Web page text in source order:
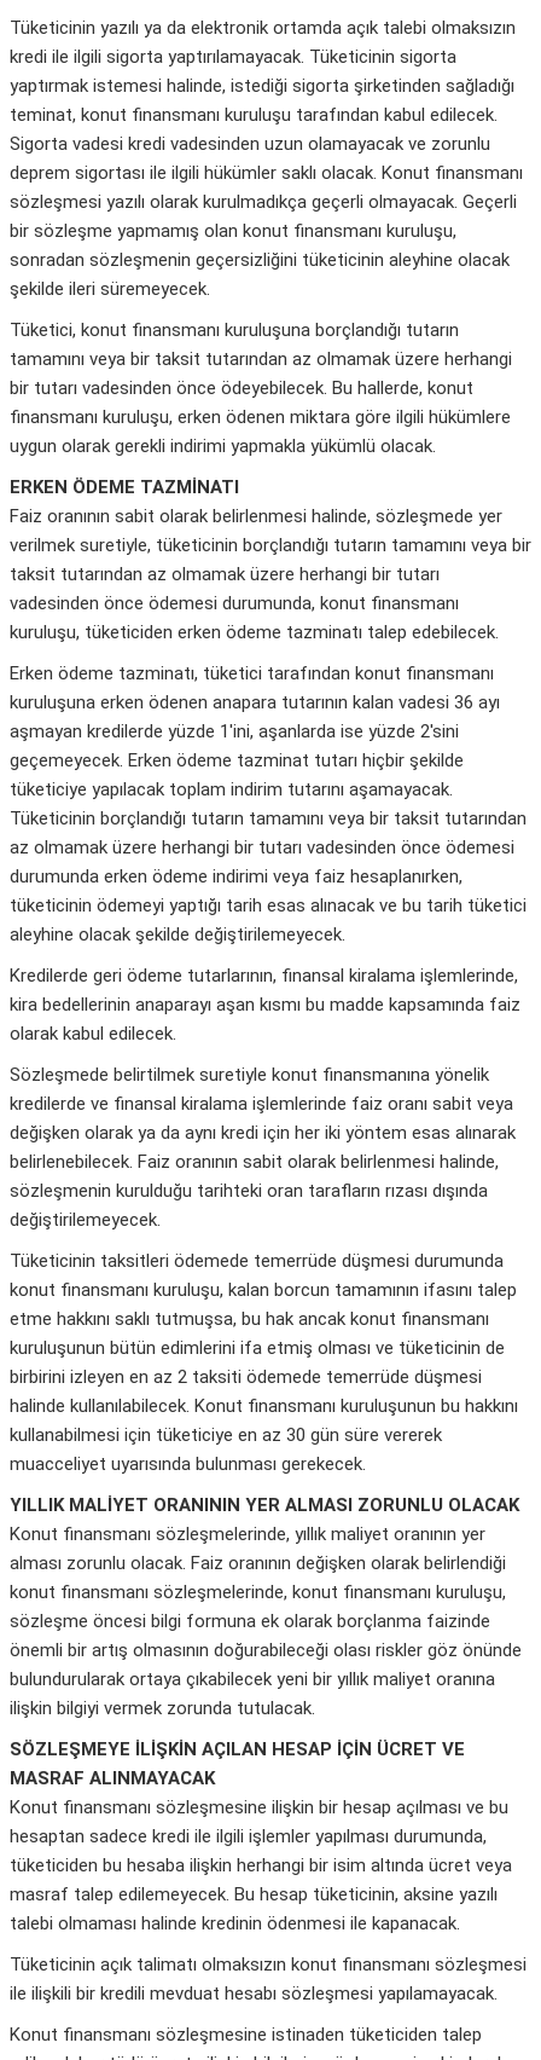
Tüketicinin yazılı ya da elektronik ortamda açık talebi olmaksızın
kredi ile ilgili sigorta yaptırılamayacak. Tüketicinin sigorta
yaptırmak istemesi halinde, istediği sigorta şirketinden sağladığı
teminat, konut finansmanı kuruluşu tarafından kabul edilecek.
Sigorta vadesi kredi vadesinden uzun olamayacak ve zorunlu
deprem sigortası ile ilgili hükümler saklı olacak. Konut finansmanı
sözleşmesi yazılı olarak kurulmadıkça geçerli olmayacak. Geçerli
bir sözleşme yapmamış olan konut finansmanı kuruluşu,
sonradan sözleşmenin geçersizliğini tüketicinin aleyhine olacak
şekilde ileri süremeyecek.
Tüketici, konut finansmanı kuruluşuna borçlandığı tutarın
tamamını veya bir taksit tutarından az olmamak üzere herhangi
bir tutarı vadesinden önce ödeyebilecek. Bu hallerde, konut
finansmanı kuruluşu, erken ödenen miktara göre ilgili hükümlere
uygun olarak gerekli indirimi yapmakla yükümlü olacak.
ERKEN ÖDEME TAZMİNATI
Faiz oranının sabit olarak belirlenmesi halinde, sözleşmede yer
verilmek suretiyle, tüketicinin borçlandığı tutarın tamamını veya bir
taksit tutarından az olmamak üzere herhangi bir tutarı
vadesinden önce ödemesi durumunda, konut finansmanı
kuruluşu, tüketiciden erken ödeme tazminatı talep edebilecek.
Erken ödeme tazminatı, tüketici tarafından konut finansmanı
kuruluşuna erken ödenen anapara tutarının kalan vadesi 36 ayı
aşmayan kredilerde yüzde 1′ini, aşanlarda ise yüzde 2′sini
geçemeyecek. Erken ödeme tazminat tutarı hiçbir şekilde
tüketiciye yapılacak toplam indirim tutarını aşamayacak.
Tüketicinin borçlandığı tutarın tamamını veya bir taksit tutarından
az olmamak üzere herhangi bir tutarı vadesinden önce ödemesi
durumunda erken ödeme indirimi veya faiz hesaplanırken,
tüketicinin ödemeyi yaptığı tarih esas alınacak ve bu tarih tüketici
aleyhine olacak şekilde değiştirilemeyecek.
Kredilerde geri ödeme tutarlarının, finansal kiralama işlemlerinde,
kira bedellerinin anaparayı aşan kısmı bu madde kapsamında faiz
olarak kabul edilecek.
Sözleşmede belirtilmek suretiyle konut finansmanına yönelik
kredilerde ve finansal kiralama işlemlerinde faiz oranı sabit veya
değişken olarak ya da aynı kredi için her iki yöntem esas alınarak
belirlenebilecek. Faiz oranının sabit olarak belirlenmesi halinde,
sözleşmenin kurulduğu tarihteki oran tarafların rızası dışında
değiştirilemeyecek.
Tüketicinin taksitleri ödemede temerrüde düşmesi durumunda
konut finansmanı kuruluşu, kalan borcun tamamının ifasını talep
etme hakkını saklı tutmuşsa, bu hak ancak konut finansmanı
kuruluşunun bütün edimlerini ifa etmiş olması ve tüketicinin de
birbirini izleyen en az 2 taksiti ödemede temerrüde düşmesi
halinde kullanılabilecek. Konut finansmanı kuruluşunun bu hakkını
kullanabilmesi için tüketiciye en az 30 gün süre vererek
muacceliyet uyarısında bulunması gerekecek.
YILLIK MALİYET ORANININ YER ALMASI ZORUNLU OLACAK
Konut finansmanı sözleşmelerinde, yıllık maliyet oranının yer
alması zorunlu olacak. Faiz oranının değişken olarak belirlendiği
konut finansmanı sözleşmelerinde, konut finansmanı kuruluşu,
sözleşme öncesi bilgi formuna ek olarak borçlanma faizinde
önemli bir artış olmasının doğurabileceği olası riskler göz önünde
bulundurularak ortaya çıkabilecek yeni bir yıllık maliyet oranına
ilişkin bilgiyi vermek zorunda tutulacak.
SÖZLEŞMEYE İLİŞKİN AÇILAN HESAP İÇİN ÜCRET VE
MASRAF ALINMAYACAK
Konut finansmanı sözleşmesine ilişkin bir hesap açılması ve bu
hesaptan sadece kredi ile ilgili işlemler yapılması durumunda,
tüketiciden bu hesaba ilişkin herhangi bir isim altında ücret veya
masraf talep edilemeyecek. Bu hesap tüketicinin, aksine yazılı
talebi olmaması halinde kredinin ödenmesi ile kapanacak.
Tüketicinin açık talimatı olmaksızın konut finansmanı sözleşmesi
ile ilişkili bir kredili mevduat hesabı sözleşmesi yapılamayacak.
Konut finansmanı sözleşmesine istinaden tüketiciden talep